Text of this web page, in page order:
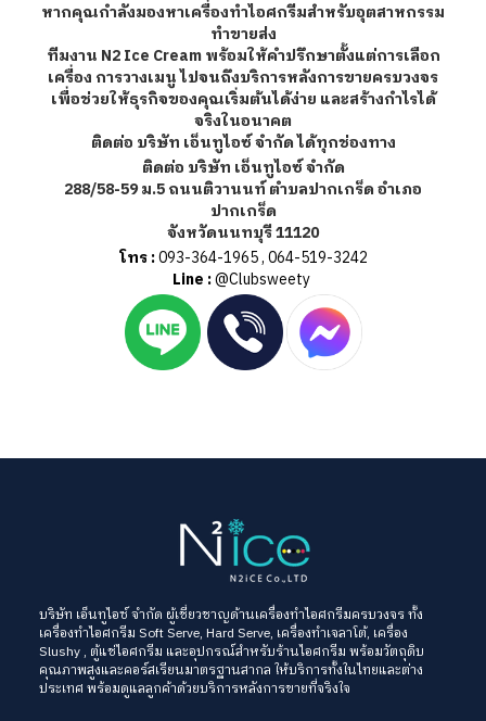
หากคุณกำลังมองหาเครื่องทำไอศกรีมสำหรับอุตสาหกรรม
ทำขายส่ง
ทีมงาน N2 Ice Cream พร้อมให้คำปรึกษาตั้งแต่การเลือก
เครื่อง การวางเมนู ไปจนถึงบริการหลังการขายครบวงจร
เพื่อช่วยให้ธุรกิจของคุณเริ่มต้นได้ง่าย และสร้างกำไรได้
จริงในอนาคต
ติดต่อ บริษัท เอ็นทูไอซ์ จำกัด ได้ทุกช่องทาง
ติดต่อ บริษัท เอ็นทูไอซ์ จำกัด
288/58-59 ม.5 ถนนติวานนท์ ตำบลปากเกร็ด อำเภอ
ปากเกร็ด
จังหวัดนนทบุรี 11120
โทร :093-364-1965,064-519-3242
Line :@Clubsweety
บริษัท เอ็นทูไอซ์ จำกัด ผู้เชี่ยวชาญด้านเครื่องทำไอศกรีมครบวงจร ทั้ง
เครื่องทำไอศกรีม Soft Serve, Hard Serve, เครื่องทำเจลาโต้, เครื่อง
Slushy, ตู้แช่ไอศกรีม และอุปกรณ์สำหรับร้านไอศกรีม พร้อมวัตถุดิบ
คุณภาพสูงและคอร์สเรียนมาตรฐานสากล ให้บริการทั้งในไทยและต่าง
ประเทศ พร้อมดูแลลูกค้าด้วยบริการหลังการขายที่จริงใจ